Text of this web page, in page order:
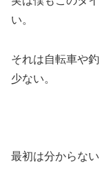
い。
それは自転車や
少ない。
最初は分からな